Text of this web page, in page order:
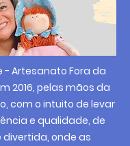
- Artesanato Fora da
2016, pelas mãos da
com o intuito de levar
e qualidade, de
onde as